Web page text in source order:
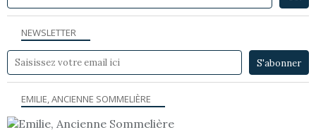
NEWSLETTER
EMILIE, ANCIENNE SOMMELIÈRE